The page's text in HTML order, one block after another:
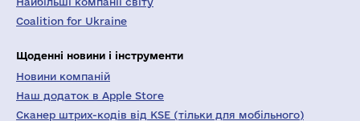
Coalition for Ukraine
Щоденні новини і інструменти
Новини компаній
Наш додаток в Apple Store
Сканер штрих-кодів від KSE (тільки для мобільного)